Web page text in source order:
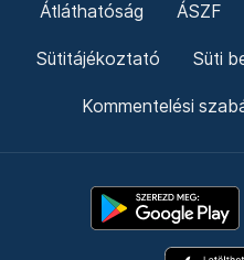
Átláthatóság ÁSZF
Sütitájékoztató Süti
Kommentelési